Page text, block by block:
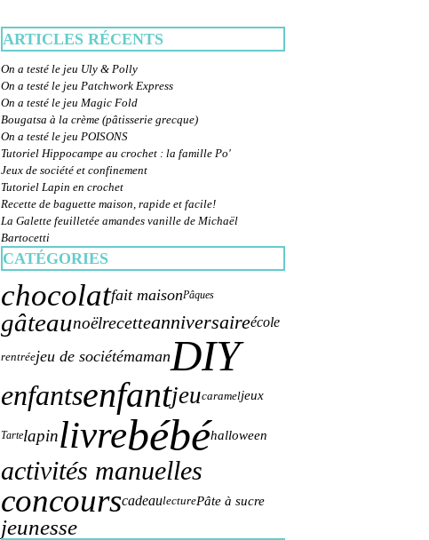
ARTICLES RÉCENTS
On a testé le jeu Uly & Polly
On a testé le jeu Patchwork Express
On a testé le jeu Magic Fold
Bougatsa à la crème (pâtisserie grecque)
On a testé le jeu POISONS
Tutoriel Hippocampe au crochet : la famille Po'
Jeux de société et confinement
Tutoriel Lapin en crochet
Recette de baguette maison, rapide et facile!
La Galette feuilletée amandes vanille de Michaël
Bartocetti
CATÉGORIES
chocolatfait maisonPâques
gâteaunoëlrecetteanniversaireécole
rentréejeu de sociétémamanDIY
enfantsenfantjeucarameljeux
Tartelapinlivrebébéhalloween
activités manuelles
concourscadeaulecturePâte à sucre
jeunesse